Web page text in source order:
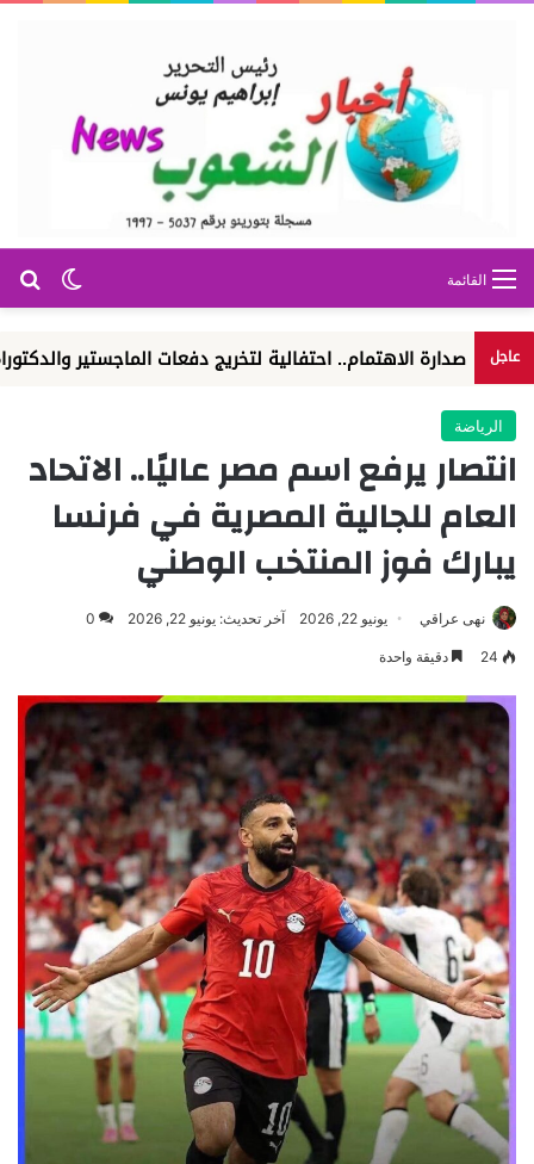
الوضع القائمة
عاجلالاهتمام.. احتفالية لتخريج دفعات الماجستير والدكتوراه
الرياضة
انتصار يرفع اسم مصر عاليًا.. الاتحاد
العام للجالية المصرية في فرنسا
يبارك فوز المنتخب الوطني
نهى عراقي يونيو 22, 2026 آخر تحديث: يونيو 22, 2026 0
24 دقيقة واحدة